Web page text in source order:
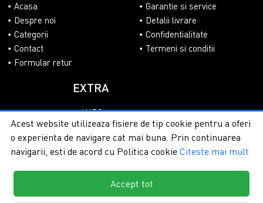
Acasa
Despre noi
Categorii
Contact
Formular retur
Garantie si service
Detalii livrare
Confidentialitate
Termeni si conditii
EXTRA
ANPC
SOL
Copyright © 2026 - PlasaUmbrire.ro | Toate drepturile
rezervate.Creare magazine online by ITeXclusiv.ro
Acest website utilizeaza fisiere de tip cookie pentru a oferi
o experienta de navigare cat mai buna. Prin continuarea
navigarii, esti de acord cu Politica cookie Citeste mai mult
Accept tot